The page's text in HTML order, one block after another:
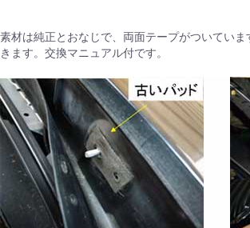
素材は純正とおなじで、両面テープがついてい
きます。交換マニュアル付です。